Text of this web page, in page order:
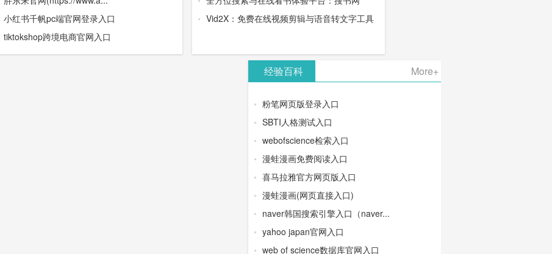
小红书千帆pc端官网登录入口
tiktokshop跨境电商官网入口
Vid2X：免费在线视频剪辑与语音转文字工具
经验百科 More+
粉笔网页版登录入口
SBTI人格测试入口
webofscience检索入口
漫蛙漫画免费阅读入口
喜马拉雅官方网页版入口
漫蛙漫画(网页直接入口)
naver韩国搜索引擎入口（naver...
yahoo japan官网入口
web of science数据库官网入口